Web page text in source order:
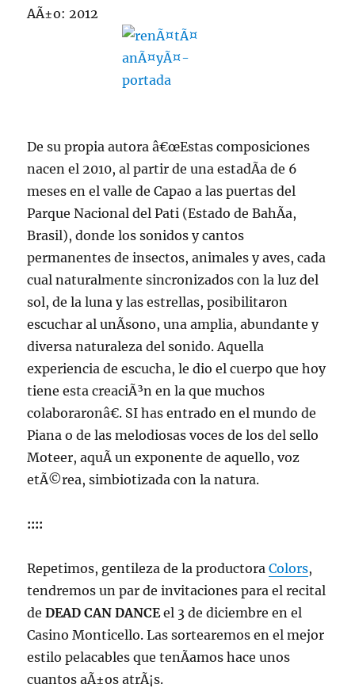
AÃ±o: 2012
De su propia autora â€œEstas composiciones
nacen el 2010, al partir de una estadÃ­a de 6
meses en el valle de Capao a las puertas del
Parque Nacional del Pati (Estado de BahÃ­a,
Brasil), donde los sonidos y cantos
permanentes de insectos, animales y aves, cada
cual naturalmente sincronizados con la luz del
sol, de la luna y las estrellas, posibilitaron
escuchar al unÃ­sono, una amplia, abundante y
diversa naturaleza del sonido. Aquella
experiencia de escucha, le dio el cuerpo que hoy
tiene esta creaciÃ³n en la que muchos
colaboraronâ€. SI has entrado en el mundo de
Piana o de las melodiosas voces de los del sello
Moteer, aquÃ­ un exponente de aquello, voz
etÃ©rea, simbiotizada con la natura.
::::
Repetimos, gentileza de la productoraColors,
tendremos un par de invitaciones para el recital
deDEAD CAN DANCEel 3 de diciembre en el
Casino Monticello. Las sortearemos en el mejor
estilo pelacables que tenÃ­amos hace unos
cuantos aÃ±os atrÃ¡s.